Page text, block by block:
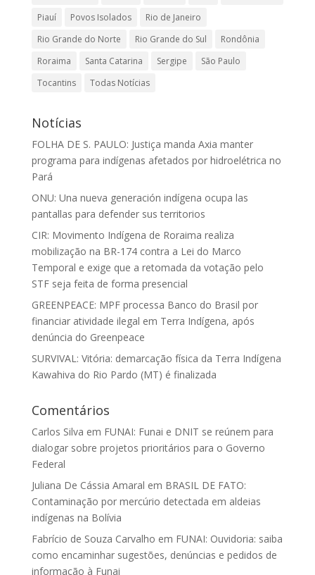
Piauí
Povos Isolados
Rio de Janeiro
Rio Grande do Norte
Rio Grande do Sul
Rondônia
Roraima
Santa Catarina Sergipe
São Paulo
Tocantins
Todas Notícias
Notícias
FOLHA DE S. PAULO: Justiça manda Axia manter
programa para indígenas afetados por hidroelétrica no
Pará
ONU: Una nueva generación indígena ocupa las
pantallas para defender sus territorios
CIR: Movimento Indígena de Roraima realiza
mobilização na BR-174 contra a Lei do Marco
Temporal e exige que a retomada da votação pelo
STF seja feita de forma presencial
GREENPEACE: MPF processa Banco do Brasil por
financiar atividade ilegal em Terra Indígena, após
denúncia do Greenpeace
SURVIVAL: Vitória: demarcação física da Terra Indígena
Kawahiva do Rio Pardo (MT) é finalizada
Comentários
Carlos Silva em FUNAI: Funai e DNIT se reúnem para
dialogar sobre projetos prioritários para o Governo
Federal
Juliana De Cássia Amaral em BRASIL DE FATO:
Contaminação por mercúrio detectada em aldeias
indígenas na Bolívia
Fabrício de Souza Carvalho em FUNAI: Ouvidoria: saiba
como encaminhar sugestões, denúncias e pedidos de
informação à Funai